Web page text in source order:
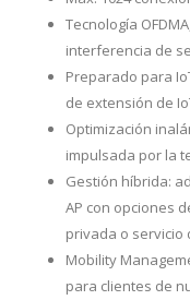
Tecnología
interferencia de
Preparado para
de extensión de
Optimización
impulsada por la
Gestión híbrida:
AP con opciones
privada o servicio
Mobility
para clientes de